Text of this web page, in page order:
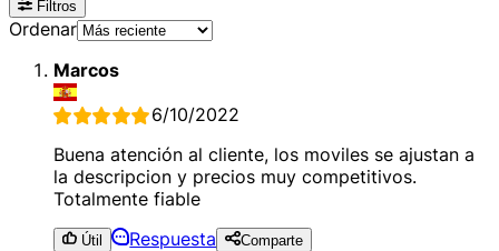
Filtros
Ordenar
Marcos
6/10/2022
Buena atención al cliente, los moviles se ajustan a
la descripcion y precios muy competitivos.
Totalmente fiable
Útil Respuesta Comparte